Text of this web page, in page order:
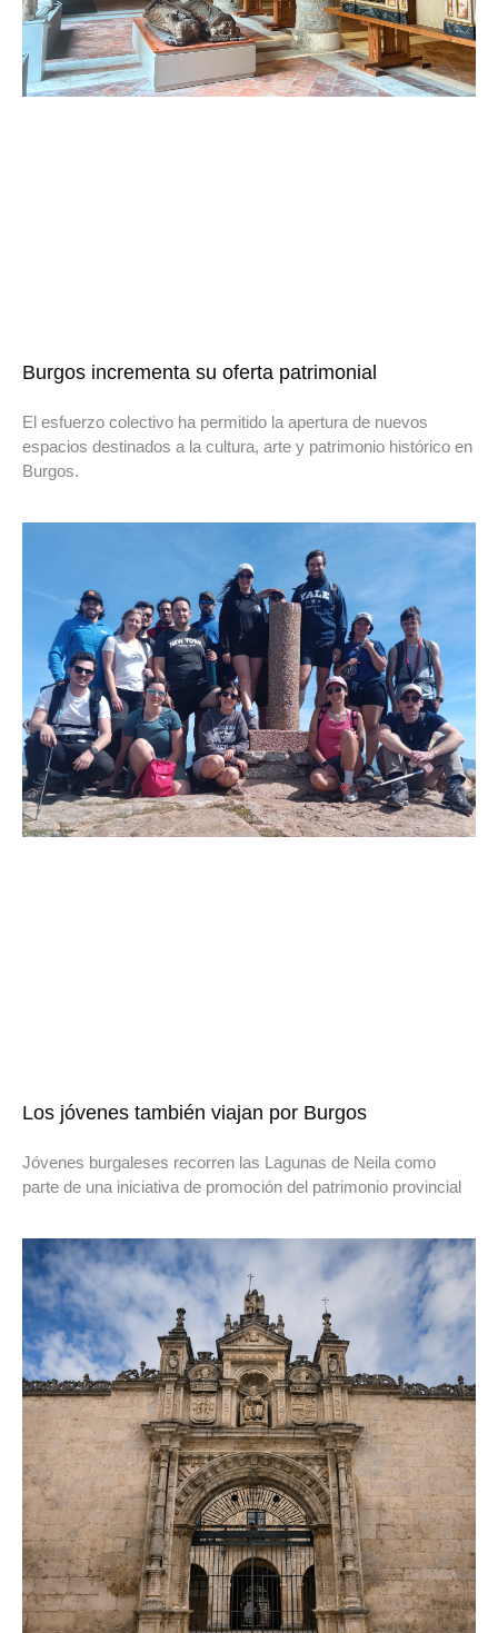
Burgos incrementa su oferta patrimonial
El esfuerzo colectivo ha permitido la apertura de nuevos
espacios destinados a la cultura, arte y patrimonio histórico en
Burgos.
Los jóvenes también viajan por Burgos
Jóvenes burgaleses recorren las Lagunas de Neila como
parte de una iniciativa de promoción del patrimonio provincial